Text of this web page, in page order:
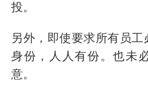
投。
另外，即使要求所有员
身份，人人有份。也未
意。